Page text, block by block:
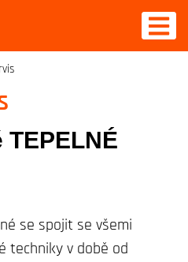
se spojit se všemi
techniky v době od